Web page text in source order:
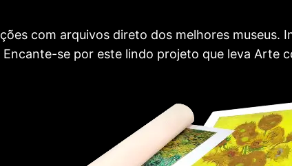
com arquivos direto dos melhores museus.
se por este lindo projeto que leva Arte